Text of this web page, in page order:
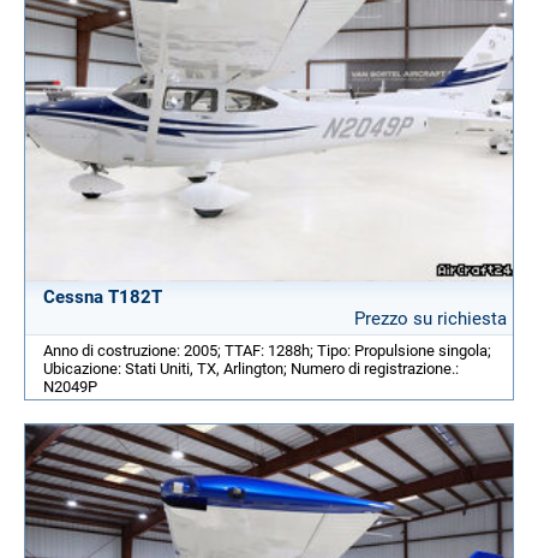
Cessna T182T
Prezzo su richiesta
Anno di costruzione: 2005; TTAF: 1288h; Tipo: Propulsione singola;
Ubicazione: Stati Uniti, TX, Arlington; Numero di registrazione.:
N2049P